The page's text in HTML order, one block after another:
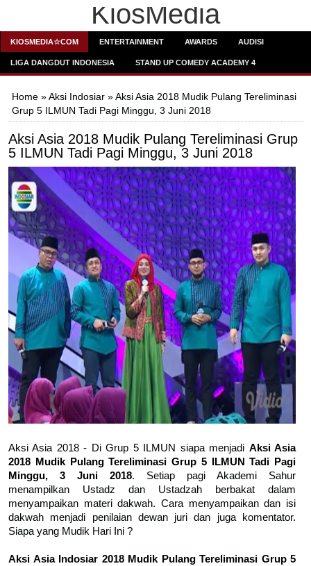
KiosMedia
KIOSMEDIA☆COM ENTERTAINMENT AWARDS AUDISI
LIGA DANGDUT INDONESIA STAND UP COMEDY ACADEMY 4
Home »Aksi Indosiar » Aksi Asia 2018 Mudik Pulang Tereliminasi
Grup 5 ILMUN Tadi Pagi Minggu, 3 Juni 2018
Aksi Asia 2018 Mudik Pulang Tereliminasi Grup
5 ILMUN Tadi Pagi Minggu, 3 Juni 2018
Aksi Asia 2018 - Di Grup 5 ILMUN siapa menjadi Aksi Asia
2018 Mudik Pulang Tereliminasi Grup 5 ILMUN Tadi Pagi
Minggu, 3 Juni 2018. Setiap pagi Akademi Sahur
menampilkan Ustadz dan Ustadzah berbakat dalam
menyampaikan materi dakwah. Cara menyampaikan dan isi
dakwah menjadi penilaian dewan juri dan juga komentator.
Siapa yang Mudik Hari Ini ?
Aksi Asia Indosiar 2018 Mudik Pulang Tereliminasi Grup 5